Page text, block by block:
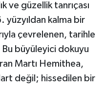
ve güzellik tanrıçası
yüzyıldan kalma bir
çevrelenen, tarihle
Bu büyüleyici dokuyu
Martı Hemithea,
değil; hissedilen bir